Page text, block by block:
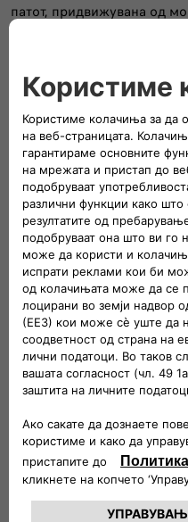
патот, придвижувана од
Grande Panda
Grande Panda ја носи
Вози целосно електрична
на иконичен изглед со
ДОЗНАЈ ПОВЕЌЕ